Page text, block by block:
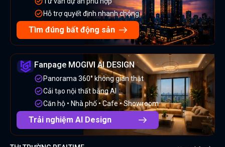
Hỗ trợ quyết định nhanh chóng
Tìm đúng bất động sản
Fanpage MOGIVI AI DESIGN
Panorama 360° không gian thật
Cải tạo nội thất bằng AI
Căn hộ • Nhà phố • Cafe • Showroom
Trải nghiệm AI Design